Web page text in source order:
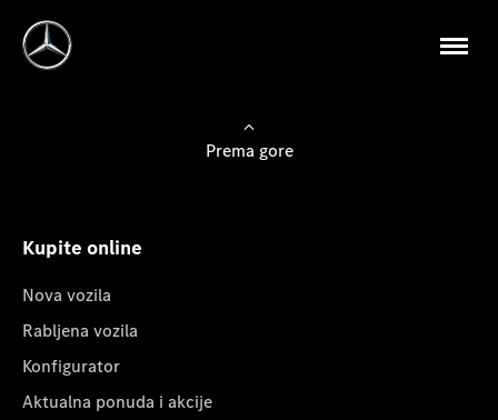
Prema gore
Kupite online
Nova vozila
Rabljena vozila
Konfigurator
Aktualna ponuda i akcije